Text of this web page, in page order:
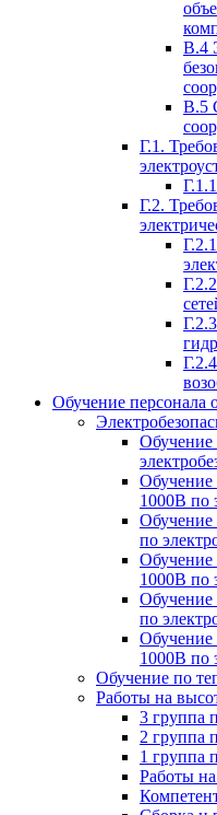
В.4
В.5
Г.1.
Г.2.
Обучение персонала
Обучение
Обучение
1000В по
Обучение
по
Обучение
1000В по
Обучение
по
Обучение
1000В по
Обучение по
Работы на
3 группа
2 группа
1 группа
Работы